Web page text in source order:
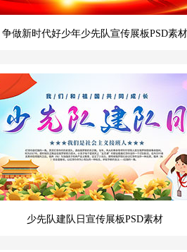
争做新时代好少年少先队宣传展板PSD素材
少先队建队日宣传展板PSD素材